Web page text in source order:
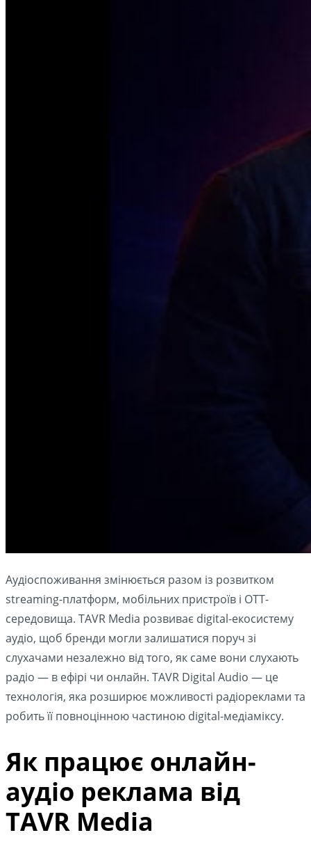
Аудіоспоживання змінюється разом із розвитком
streaming-платформ, мобільних пристроїв і OTT-
середовища. TAVR Media розвиває digital-екосистему
аудіо, щоб бренди могли залишатися поруч зі
слухачами незалежно від того, як саме вони слухають
радіо — в ефірі чи онлайн. TAVR Digital Audio — це
технологія, яка розширює можливості радіореклами та
робить її повноцінною частиною digital-медіаміксу.
Як працює онлайн-
аудіо реклама від
TAVR Media